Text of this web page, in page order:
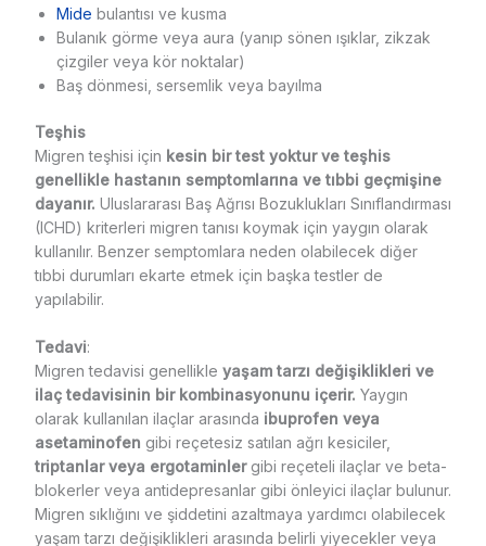
Mide bulantısı ve kusma
Bulanık görme veya aura (yanıp sönen ışıklar, zikzak
çizgiler veya kör noktalar)
Baş dönmesi, sersemlik veya bayılma
Teşhis
Migren teşhisi için kesin bir test yoktur ve teşhis
genellikle hastanın semptomlarına ve tıbbi geçmişine
dayanır. Uluslararası Baş Ağrısı Bozuklukları Sınıflandırması
(ICHD) kriterleri migren tanısı koymak için yaygın olarak
kullanılır. Benzer semptomlara neden olabilecek diğer
tıbbi durumları ekarte etmek için başka testler de
yapılabilir.
Tedavi:
Migren tedavisi genellikle yaşam tarzı değişiklikleri ve
ilaç tedavisinin bir kombinasyonunu içerir. Yaygın
olarak kullanılan ilaçlar arasında ibuprofen veya
asetaminofen gibi reçetesiz satılan ağrı kesiciler,
triptanlar veya ergotaminlergibi reçeteli ilaçlar ve beta-
blokerler veya antidepresanlar gibi önleyici ilaçlar bulunur.
Migren sıklığını ve şiddetini azaltmaya yardımcı olabilecek
yaşam tarzı değişiklikleri arasında belirli yiyecekler veya